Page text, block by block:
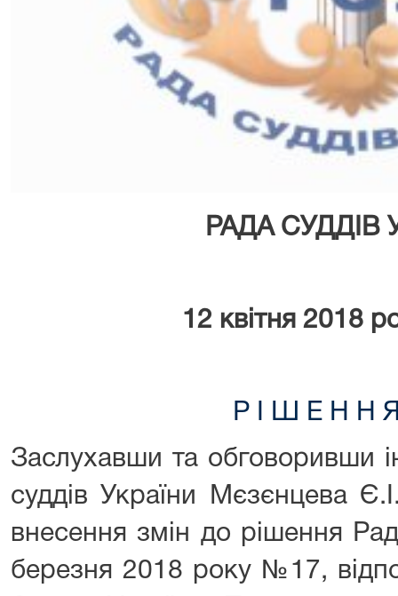
РАДА СУДДІВ
12 квітня 2018
Р І Ш Е Н Н
Заслухавши та обговоривши
суддів України Мєзєнцева
внесення змін до рішення
березня 2018 року №17,